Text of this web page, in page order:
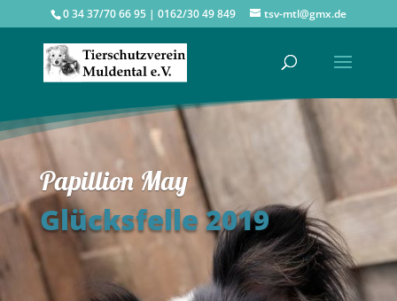
0 34 37/70 66 95 | 0162/30 49 849 tsv-mtl@gmx.de
Papillion May
Glücksfelle 2019